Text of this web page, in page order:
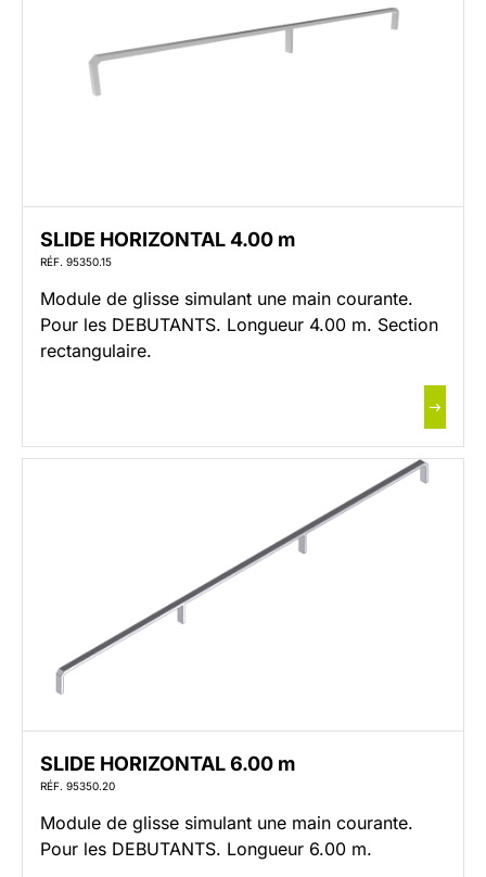
SLIDE HORIZONTAL 4.00 m
RÉF. 95350.15
Module de glisse simulant une main courante.
Pour les DEBUTANTS. Longueur 4.00 m. Section
rectangulaire.
SLIDE HORIZONTAL 6.00 m
RÉF. 95350.20
Module de glisse simulant une main courante.
Pour les DEBUTANTS. Longueur 6.00 m.